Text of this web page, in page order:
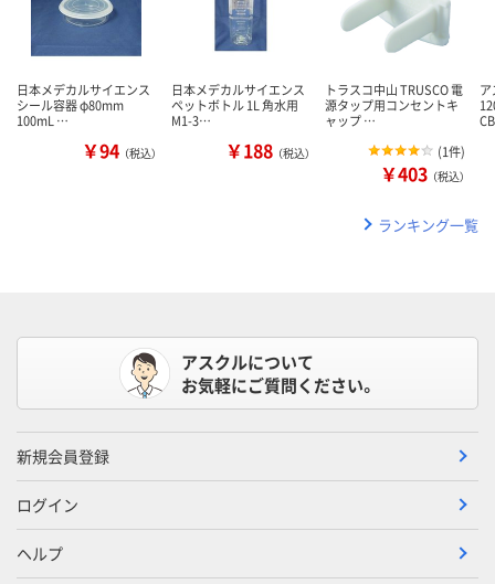
日本メデカルサイエンス
シール容器 φ80mm
100mL …
￥94 （税込）
日本メデカルサイエンス
ペットボトル 1L 角水用
M1-3…
￥188 （税込）
トラスコ中山 TRUSCO 電
源タップ用コンセントキ
ャップ …
(1件)
￥403 （税込）
ランキング一覧
アスクルについて
お気軽にご質問ください。
新規会員登録
ログイン
ヘルプ